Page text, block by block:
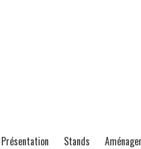
Présentation Stands